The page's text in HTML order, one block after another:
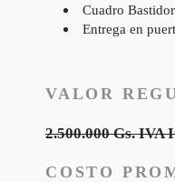
Cuadro
Entrega en
VALOR
2.500.000 Gs. IVA
COSTO